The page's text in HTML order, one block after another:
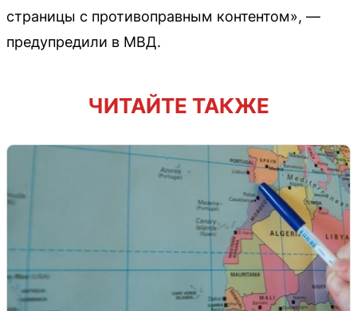
страницы с противоправным контентом», —
предупредили в МВД.
ЧИТАЙТЕ ТАКЖЕ